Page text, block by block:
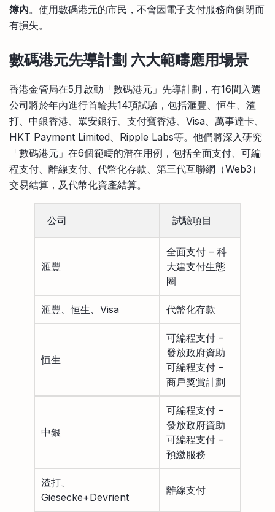
簿內。使用數碼港元的市民，不會因電子支付服務商倒閉而
有損失。
數碼港元先導計劃 六大範疇應用場景
香港金管局在5月啟動「數碼港元」先導計劃，有16間入選
公司將於年內進行首輪共14項試驗，包括滙豐、恒生、渣
打、中銀香港、眾安銀行、支付寶香港、Visa、萬事達卡、
HKT Payment Limited、Ripple Labs等。他們將深入研究
「數碼港元」在6個範疇的潛在用例，包括全面支付、可編
程支付、離線支付、代幣化存款、第三代互聯網（Web3）
交易結算，及代幣化資產結算。
公司 試驗項目
滙豐
全面支付 – 科
大建支付生態
圈
滙豐、恒生、Visa 代幣化存款
恒生
可編程支付 –
發放政府資助
可編程支付 –
商戶獎賞計劃
中銀
可編程支付 –
發放政府資助
可編程支付 –
預繳服務
渣打、
Giesecke+Devrient
離線支付